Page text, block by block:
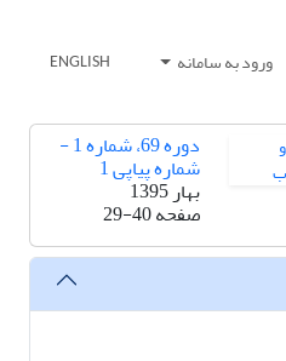
ورود به سامانه ENGLISH
دوره 69، شماره 1 -
شماره پیاپی 1
بهار 1395
صفحه29-40